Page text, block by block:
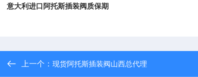
意大利进口阿托斯插装阀质保期
上一个：现货阿托斯插装阀山西总代理